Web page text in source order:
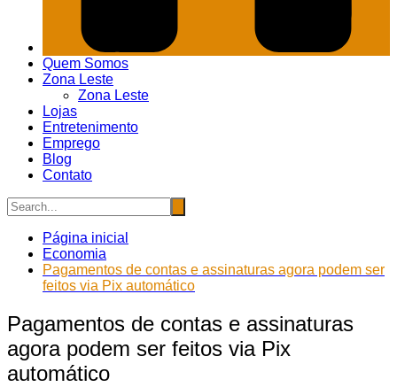
Quem Somos
Zona Leste
Zona Leste
Lojas
Entretenimento
Emprego
Blog
Contato
Página inicial
Economia
Pagamentos de contas e assinaturas agora podem ser
feitos via Pix automático
Pagamentos de contas e assinaturas
agora podem ser feitos via Pix
automático